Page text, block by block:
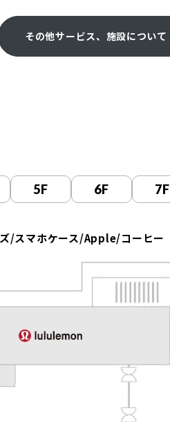
その他サービス、施設について
5F 6F 7F
/スマホケース/Apple/コーヒー